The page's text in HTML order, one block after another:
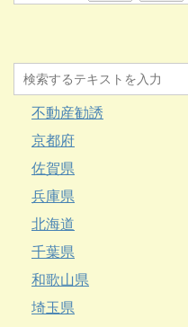
不動産勧誘
京都府
佐賀県
兵庫県
北海道
千葉県
和歌山県
埼玉県